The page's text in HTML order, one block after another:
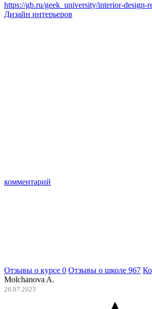
https://gb.ru/geek_university/interior-design-
Дизайн интерьеров
комментарий
Отзывы о курсе 0 Отзывы о школе 967
Molchanova A.
26.07.2023